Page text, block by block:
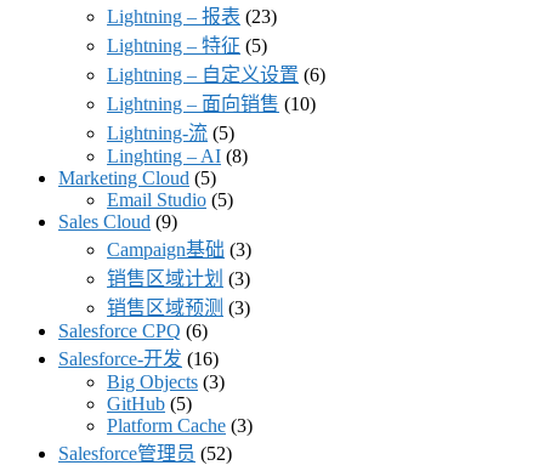
Lightning – 报表 (23)
Lightning – 特征 (5)
Lightning – 自定义设置 (6)
Lightning – 面向销售 (10)
Lightning-流 (5)
Linghting – AI (8)
Marketing Cloud (5)
Email Studio (5)
Sales Cloud (9)
Campaign基础 (3)
销售区域计划 (3)
销售区域预测 (3)
Salesforce CPQ (6)
Salesforce-开发 (16)
Big Objects (3)
GitHub (5)
Platform Cache (3)
Salesforce管理员 (52)